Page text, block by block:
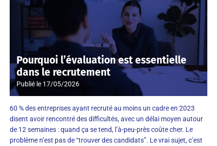
Pourquoi l’évaluation est essentielle
dans le recrutement
Publié le 17/05/2026
60 % des entreprises ayant recruté au moins un cadre en 2023
disent avoir rencontré des difficultés, avec un délai moyen autour
de 12 semaines : quand ça se tend, l’à-peu-près coûte cher. Le
problème n’est pas de “trouver des candidats”. Le vrai sujet, c’est